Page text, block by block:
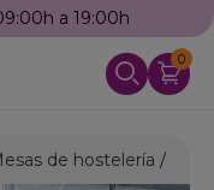
59 91
0
de hostelería